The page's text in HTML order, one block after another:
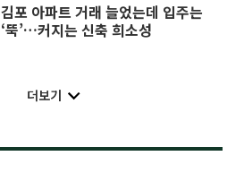
김포 아파트 거래 늘었는데 입주는
‘뚝’…커지는 신축 희소성
더보기